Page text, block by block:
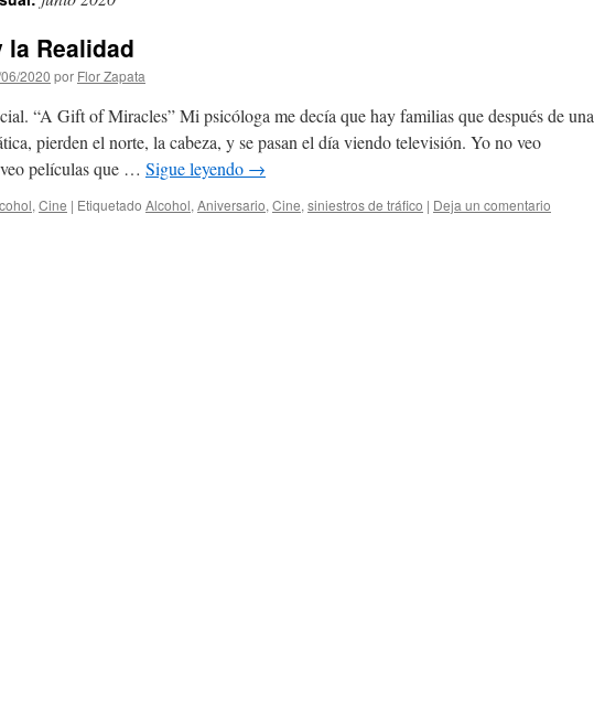
la Realidad
2020 por Flor Zapata
“A Gift of Miracles” Mi psicóloga me decía que hay familias que después de una
pierden el norte, la cabeza, y se pasan el día viendo televisión. Yo no veo
películas que … Sigue leyendo →
, Cine | Etiquetado Alcohol, Aniversario, Cine, siniestros de tráfico | Deja un comentario